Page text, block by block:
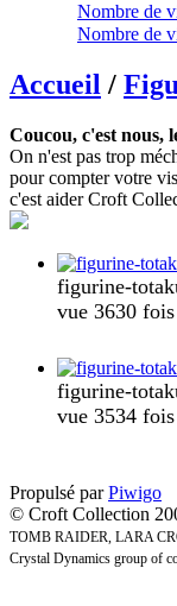
Nombre de
Nombre de
Accueil /
Coucou, c'est nous,
On n'est pas trop
pour compter votre
c'est aider Croft
figurine-
vue 3630 fois
figurine-
vue 3534 fois
Propulsé parPiwigo
© Croft Collection
TOMB RAIDER, LARA
Crystal Dynamics group of